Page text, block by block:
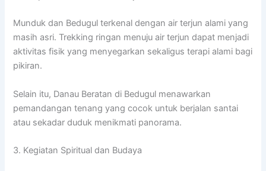
Munduk dan Bedugul terkenal dengan air terjun alami yang
masih asri. Trekking ringan menuju air terjun dapat menjadi
aktivitas fisik yang menyegarkan sekaligus terapi alami bagi
pikiran.
Selain itu, Danau Beratan di Bedugul menawarkan
pemandangan tenang yang cocok untuk berjalan santai
atau sekadar duduk menikmati panorama.
3. Kegiatan Spiritual dan Budaya